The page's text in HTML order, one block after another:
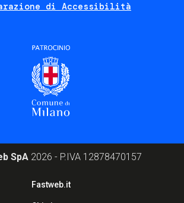
di Accessibilità
SpA 2026 - P.IVA 12878470157
Fastweb.it